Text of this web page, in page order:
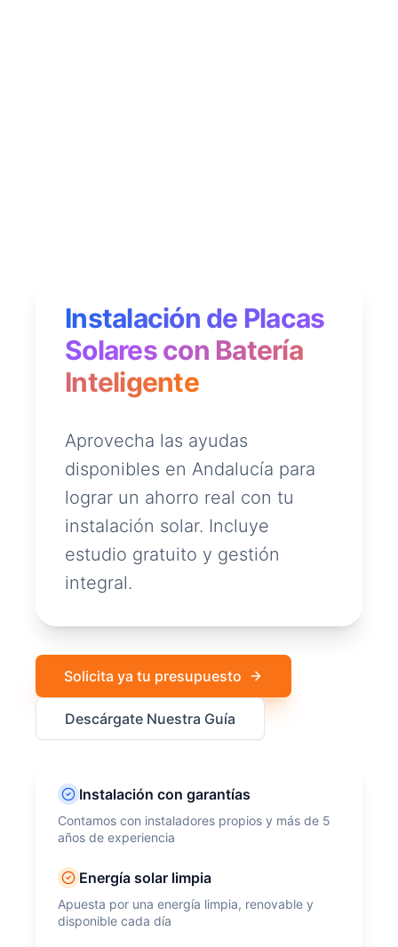
Instalación de Placas
Solares con Batería
Inteligente
Aprovecha las ayudas
disponibles en Andalucía para
lograr un ahorro real con tu
instalación solar. Incluye
estudio gratuito y gestión
integral.
Solicita ya tu presupuesto
Descárgate Nuestra Guía
Instalación con garantías
Contamos con instaladores propios y más de 5
años de experiencia
Energía solar limpia
Apuesta por una energía limpia, renovable y
disponible cada día